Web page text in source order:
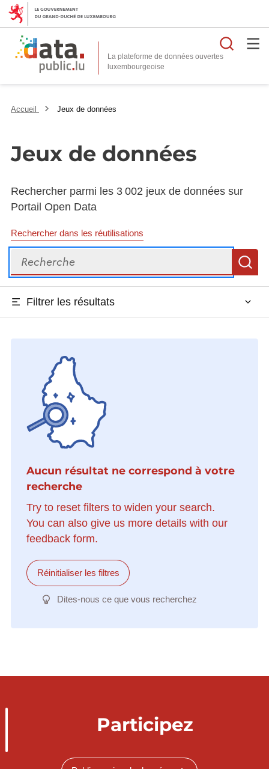
La plateforme de données ouvertes
Accueil Jeux de données
Jeux de données
Rechercher parmi les 3 002 jeux de données sur
Portail Open Data
Rechercher dans les réutilisations
Recherche
Filtrer les résultats
Aucun résultat ne correspond à votre
recherche
Try to reset filters to widen your search.
You can also give us more details with our
feedback form.
Réinitialiser les filtres
Dites-nous ce que vous recherchez
Participez